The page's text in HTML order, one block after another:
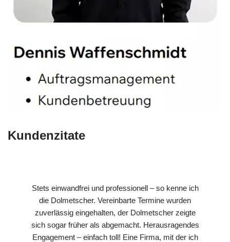
Kundenzitate
Stets einwandfrei und professionell – so kenne ich
die Dolmetscher. Vereinbarte Termine wurden
zuverlässig eingehalten, der Dolmetscher zeigte
sich sogar früher als abgemacht. Herausragendes
Engagement – einfach toll! Eine Firma, mit der ich